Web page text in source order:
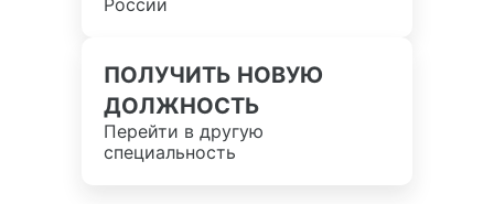
ПОЛУЧИТЬ НОВУЮ
ДОЛЖНОСТЬ
Перейти в другую
специальность